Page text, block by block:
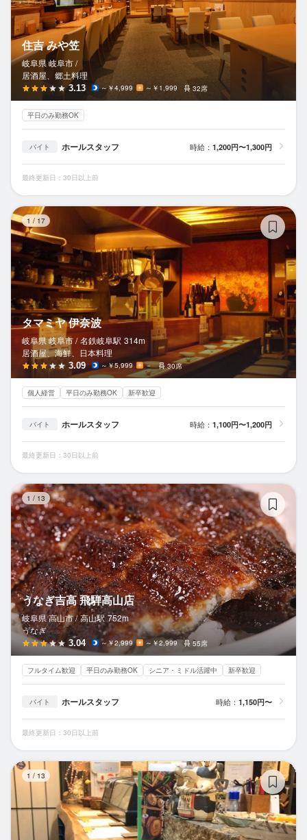
住吉 みや笠
岐阜県 岐阜市 /
居酒屋、郷土料理
3.13 ～￥4,999 ～￥1,999 32席
平日のみ勤務OK
バイト ホールスタッフ 時給： 1,200円〜1,300円
最終更新日：30日以上前
1 / 17
タマミヤ 伊奈波
岐阜県 岐阜市 / 名鉄岐阜駅 314m
居酒屋、海鮮、日本料理
3.09 ～￥5,999 － 30席
個人経営 平日のみ勤務OK 新卒歓迎
バイト ホールスタッフ 時給： 1,100円〜1,200円
最終更新日：30日以上前
1 / 13
うなぎ吉高 飛騨高山店
岐阜県 高山市 / 高山駅 752m
うなぎ
3.04 ～￥2,999 ～￥2,999 55席
フルタイム歓迎 平日のみ勤務OK シニア・ミドル活躍中 新卒歓迎
バイト ホールスタッフ 時給： 1,150円〜
最終更新日：30日以上前
1 / 13